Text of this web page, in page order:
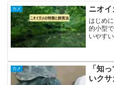
カメ ニオ
はじめ
的小型
いやす
に臭腺
を放つ
カメ
「知
いクサ